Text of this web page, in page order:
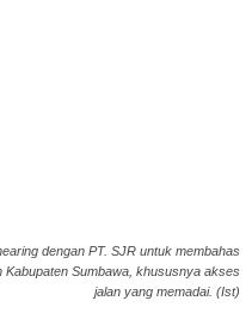
dengan PT. SJR untuk membahas
Sumbawa, khususnya akses
jalan yang memadai. (Ist)